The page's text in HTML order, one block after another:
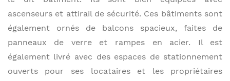
ascenseurs et attirail de sécurité. Ces bâtiments sont
également ornés de balcons spacieux, faites de
panneaux de verre et rampes en acier. Il est
également livré avec des espaces de stationnement
ouverts pour ses locataires et les propriétaires